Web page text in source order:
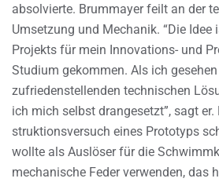
absolvierte. Brummayer feilt an der
Umsetzung und Mechanik. “Die
Projekts für mein Innovations- und
Studium gekommen. Als ich
zufriedenstellenden technischen
ich mich selbst drangesetzt”, sagt er.
struktionsversuch eines Prototyps
wollte als Auslöser für die
mechanische Feder verwenden, das